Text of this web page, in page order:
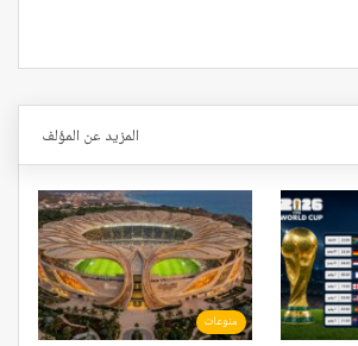
المزيد عن المؤلف
منوعات